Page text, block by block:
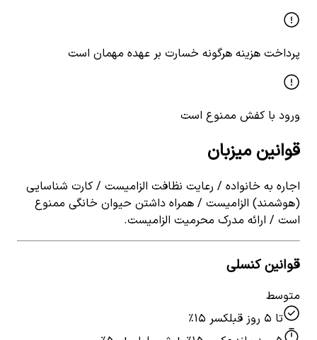
پرداخت هزینه هرگونه خسارت بر عهده مهمان است
ورود با کفش ممنوع است
قوانین میزبان
اجاره به خانواده / رعایت نظافت الزامیست / کارت شناسایی
(هوشمند) الزامیست / همراه داشتن حیوان خانگی ممنوع
است / ارائه مدرک محرمیت الزامیست.
قوانین کنسلی
متوسط
تا ۵ روز قبل
کسر ۱۵٪